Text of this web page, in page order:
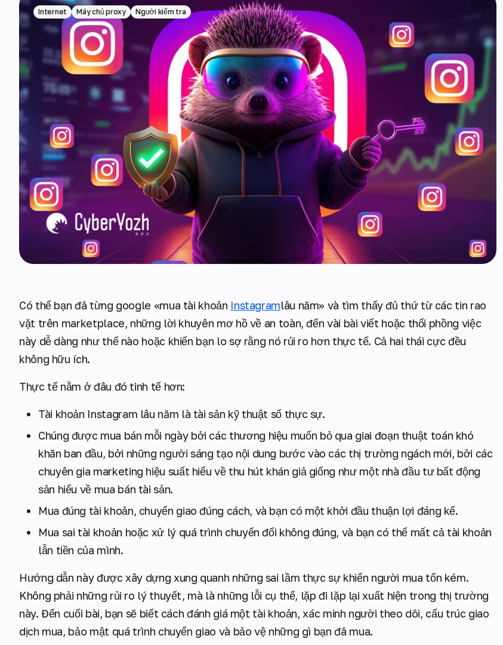
Internet Máy chủ proxy Người kiểm tra
Có thể bạn đã từng google «mua tài khoản Instagramlâu năm» và tìm thấy đủ thứ từ các tin rao
vặt trên marketplace, những lời khuyên mơ hồ về an toàn, đến vài bài viết hoặc thổi phồng việc
này dễ dàng như thế nào hoặc khiến bạn lo sợ rằng nó rủi ro hơn thực tế. Cả hai thái cực đều
không hữu ích.
Thực tế nằm ở đâu đó tinh tế hơn:
Tài khoản Instagram lâu năm là tài sản kỹ thuật số thực sự.
Chúng được mua bán mỗi ngày bởi các thương hiệu muốn bỏ qua giai đoạn thuật toán khó
khăn ban đầu, bởi những người sáng tạo nội dung bước vào các thị trường ngách mới, bởi các
chuyên gia marketing hiệu suất hiểu về thu hút khán giả giống như một nhà đầu tư bất động
sản hiểu về mua bán tài sản.
Mua đúng tài khoản, chuyển giao đúng cách, và bạn có một khởi đầu thuận lợi đáng kể.
Mua sai tài khoản hoặc xử lý quá trình chuyển đổi không đúng, và bạn có thể mất cả tài khoản
lẫn tiền của mình.
Hướng dẫn này được xây dựng xung quanh những sai lầm thực sự khiến người mua tốn kém.
Không phải những rủi ro lý thuyết, mà là những lỗi cụ thể, lặp đi lặp lại xuất hiện trong thị trường
này. Đến cuối bài, bạn sẽ biết cách đánh giá một tài khoản, xác minh người theo dõi, cấu trúc giao
dịch mua, bảo mật quá trình chuyển giao và bảo vệ những gì bạn đã mua.